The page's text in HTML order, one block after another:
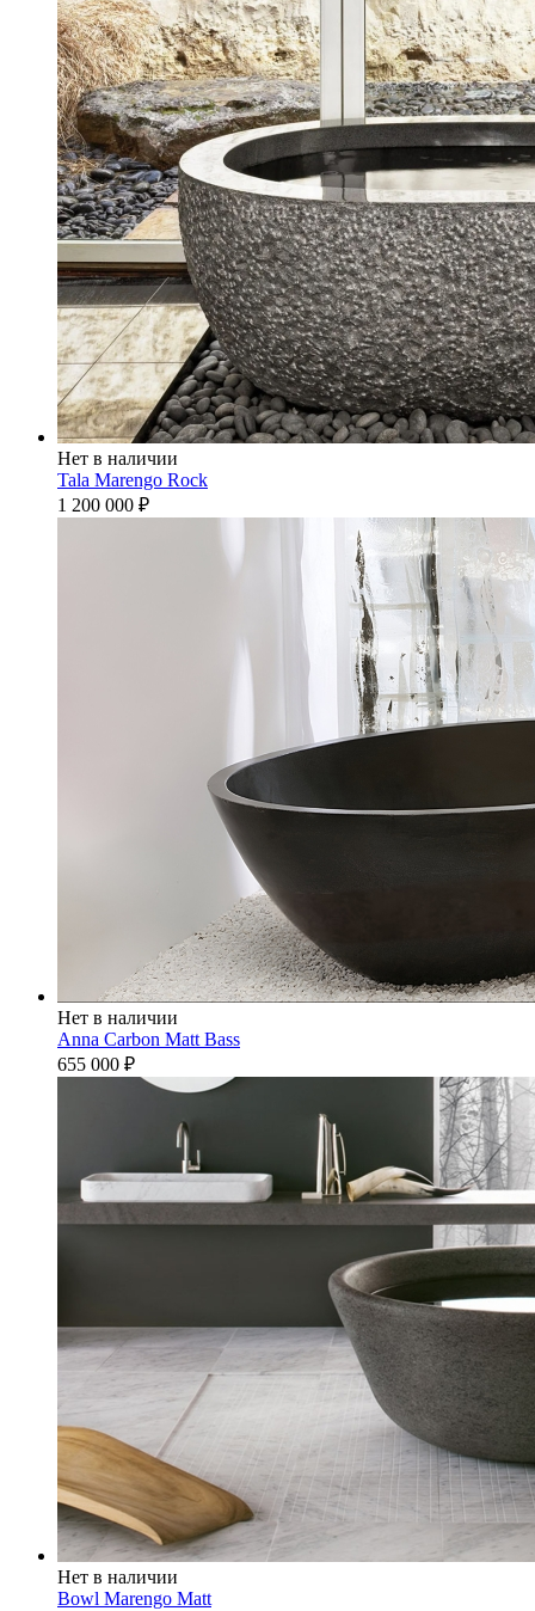
Нет в наличии
Tala Marengo Rock
1 200 000 ₽
Нет в наличии
Anna Carbon Matt Bass
655 000 ₽
Нет в наличии
Bowl Marengo Matt